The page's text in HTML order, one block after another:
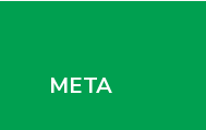
META